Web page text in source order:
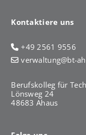
Kontaktiere uns
+49 2561 9556
verwaltung@bt-
Berufskolleg für
Lönsweg 24
48683 Ahaus